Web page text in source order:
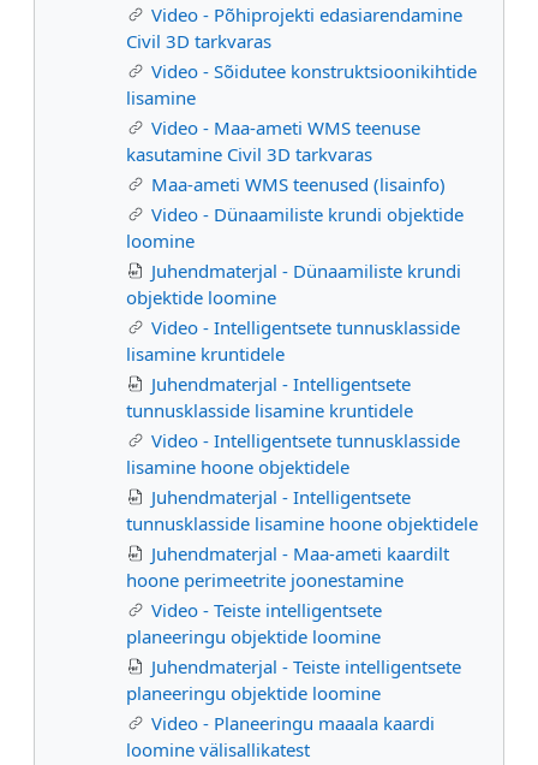
Video - Põhiprojekti edasiarendamine
Civil 3D tarkvaras
Video - Sõidutee konstruktsioonikihtide
lisamine
Video - Maa-ameti WMS teenuse
kasutamine Civil 3D tarkvaras
Maa-ameti WMS teenused (lisainfo)
Video - Dünaamiliste krundi objektide
loomine
Juhendmaterjal - Dünaamiliste krundi
objektide loomine
Video - Intelligentsete tunnusklasside
lisamine kruntidele
Juhendmaterjal - Intelligentsete
tunnusklasside lisamine kruntidele
Video - Intelligentsete tunnusklasside
lisamine hoone objektidele
Juhendmaterjal - Intelligentsete
tunnusklasside lisamine hoone objektidele
Juhendmaterjal - Maa-ameti kaardilt
hoone perimeetrite joonestamine
Video - Teiste intelligentsete
planeeringu objektide loomine
Juhendmaterjal - Teiste intelligentsete
planeeringu objektide loomine
Video - Planeeringu maaala kaardi
loomine välisallikatest